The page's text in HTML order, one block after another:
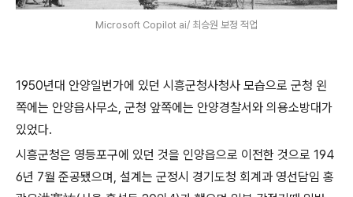
Microsoft Copilot ai/ 최승원 보정 적업
1950년대 안양일번가에 있던 시흥군청사청사 모습으로 군청 왼
쪽에는 안양읍사무소, 군청 앞쪽에는 안양경찰서와 의용소방대가
있었다.
시흥군청은 영등포구에 있던 것을 인양읍으로 이전한 것으로 194
6년 7월 준공됐으며, 설계는 군정시 경기도청 회계과 영선담임 홍